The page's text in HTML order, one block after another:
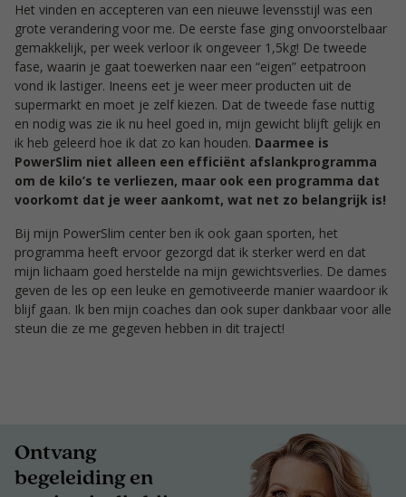
Het vinden en accepteren van een nieuwe levensstijl was een
grote verandering voor me. De eerste fase ging onvoorstelbaar
gemakkelijk, per week verloor ik ongeveer 1,5kg! De tweede
fase, waarin je gaat toewerken naar een “eigen” eetpatroon
vond ik lastiger. Ineens eet je weer meer producten uit de
supermarkt en moet je zelf kiezen. Dat de tweede fase nuttig
en nodig was zie ik nu heel goed in, mijn gewicht blijft gelijk en
ik heb geleerd hoe ik dat zo kan houden. Daarmee is
PowerSlim niet alleen een efficiënt afslankprogramma
om de kilo’s te verliezen, maar ook een programma dat
voorkomt dat je weer aankomt, wat net zo belangrijk is!
Bij mijn PowerSlim center ben ik ook gaan sporten, het
programma heeft ervoor gezorgd dat ik sterker werd en dat
mijn lichaam goed herstelde na mijn gewichtsverlies. De dames
geven de les op een leuke en gemotiveerde manier waardoor ik
blijf gaan. Ik ben mijn coaches dan ook super dankbaar voor alle
steun die ze me gegeven hebben in dit traject!
Ontvang
begeleiding en